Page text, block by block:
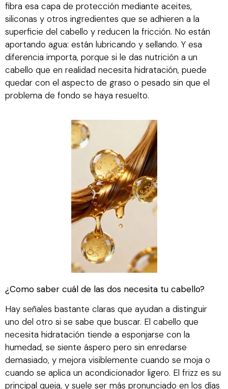
fibra esa capa de protección mediante aceites,
siliconas y otros ingredientes que se adhieren a la
superficie del cabello y reducen la fricción. No están
aportando agua: están lubricando y sellando. Y esa
diferencia importa, porque si le das nutrición a un
cabello que en realidad necesita hidratación, puede
quedar con el aspecto de graso o pesado sin que el
problema de fondo se haya resuelto.
¿Como saber cuál de las dos necesita tu cabello?
Hay señales bastante claras que ayudan a distinguir
uno del otro si se sabe que buscar. El cabello que
necesita hidratación tiende a esponjarse con la
humedad, se siente áspero pero sin enredarse
demasiado, y mejora visiblemente cuando se moja o
cuando se aplica un acondicionador ligero. El frizz es su
principal queja, y suele ser más pronunciado en los días